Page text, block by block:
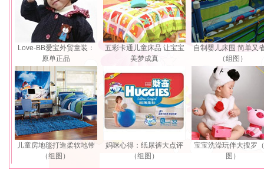
Love-BB爱宝外贸童装：
原单正品
五彩卡通儿童床品 让宝宝
美梦成真
自制婴儿床围 简单又
（组图）
儿童房地毯打造柔软地带
（组图）
妈咪心得：纸尿裤大点评
（组图）
宝宝洗澡玩伴大搜罗
图）